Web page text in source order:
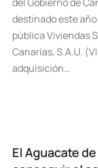
destinado este
pública Viviendas
Canarias, S.A.U.
adquisición…
El Aguacate